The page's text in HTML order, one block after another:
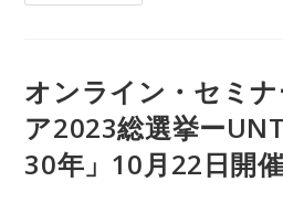
オンライン・セミ
ア2023総選挙ー
30年」10月22日開催